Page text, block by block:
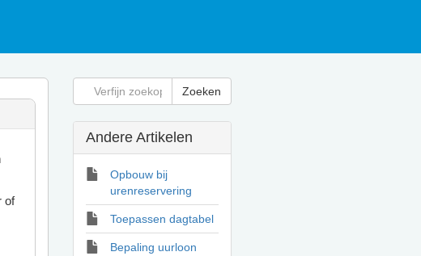
of
Andere Artikelen
Opbouw bij
urenreservering
Toepassen dagtabel
Bepaling uurloon